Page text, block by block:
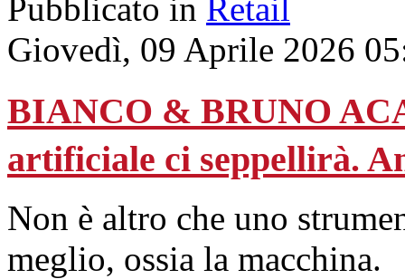
Pubblicato in Retail
Giovedì, 09 Aprile 2026
BIANCO & BRUNO
artificiale ci seppellirà.
Non è altro che uno
meglio, ossia la macchina.